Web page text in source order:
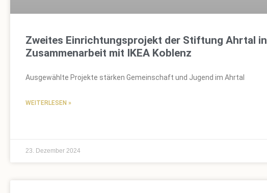
Zweites Einrichtungsprojekt der Stiftung Ahrtal in
Zusammenarbeit mit IKEA Koblenz
Ausgewählte Projekte stärken Gemeinschaft und Jugend im Ahrtal
WEITERLESEN »
23. Dezember 2024